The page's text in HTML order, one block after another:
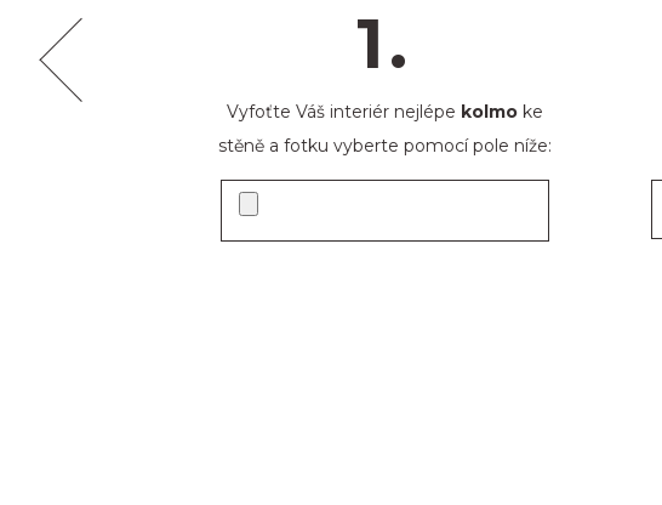
1.
Vyfoťte Váš interiér nejlépe kolmoke
stěně a fotku vyberte pomocí pole níže: